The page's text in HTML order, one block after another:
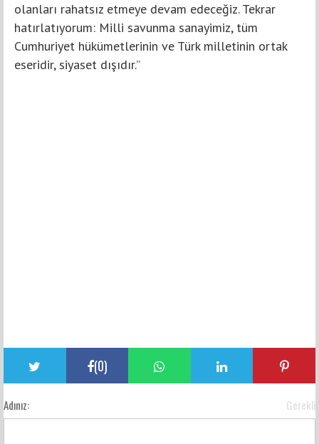
olanları rahatsız etmeye devam edeceğiz. Tekrar
hatırlatıyorum: Milli savunma sanayimiz, tüm
Cumhuriyet hükümetlerinin ve Türk milletinin ortak
eseridir, siyaset dışıdır.”
(0)
Adınız: Gerekli